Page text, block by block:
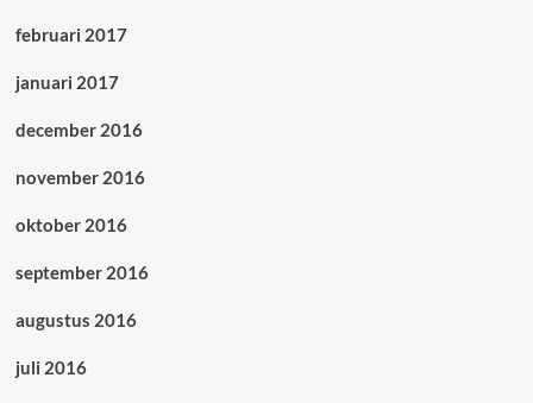
februari 2017
januari 2017
december 2016
november 2016
oktober 2016
september 2016
augustus 2016
juli 2016